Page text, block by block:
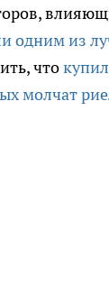
одним из
что
молчат